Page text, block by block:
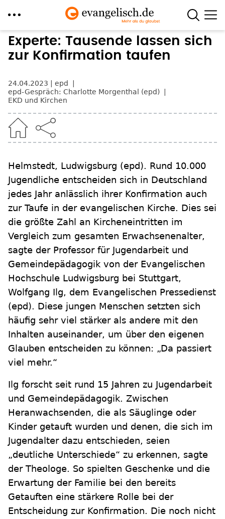
Direkt
zum
Experte: Tausende lassen sich
zur Konfirmation taufen
24.04.2023
epd
epd-Gespräch: Charlotte Morgenthal (epd)
EKD und Kirchen
Helmstedt, Ludwigsburg (epd). Rund 10.000
Jugendliche entscheiden sich in Deutschland
jedes Jahr anlässlich ihrer Konfirmation auch
zur Taufe in der evangelischen Kirche. Dies sei
die größte Zahl an Kircheneintritten im
Vergleich zum gesamten Erwachsenenalter,
sagte der Professor für Jugendarbeit und
Gemeindepädagogik von der Evangelischen
Hochschule Ludwigsburg bei Stuttgart,
Wolfgang Ilg, dem Evangelischen Pressedienst
(epd). Diese jungen Menschen setzten sich
häufig sehr viel stärker als andere mit den
Inhalten auseinander, um über den eigenen
Glauben entscheiden zu können: „Da passiert
viel mehr.“
Ilg forscht seit rund 15 Jahren zu Jugendarbeit
und Gemeindepädagogik. Zwischen
Heranwachsenden, die als Säuglinge oder
Kinder getauft wurden und denen, die sich im
Jugendalter dazu entschieden, seien
„deutliche Unterschiede“ zu erkennen, sagte
der Theologe. So spielten Geschenke und die
Erwartung der Familie bei den bereits
Getauften eine stärkere Rolle bei der
Entscheidung zur Konfirmation. Die noch nicht